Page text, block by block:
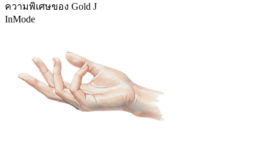
ความพิเศษของ Gold J
InMode